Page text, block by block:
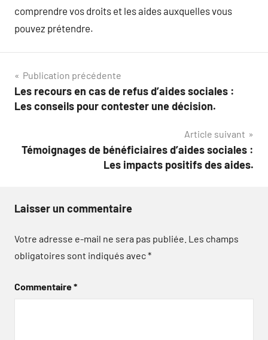
comprendre vos droits et les aides auxquelles vous
pouvez prétendre.
Navigation
de
Publication précédente
Les recours en cas de refus d’aides sociales :
Les conseils pour contester une décision.
Article suivant
Témoignages de bénéficiaires d’aides sociales :
Les impacts positifs des aides.
Laisser un commentaire
Votre adresse e-mail ne sera pas publiée. Les champs
obligatoires sont indiqués avec*
Commentaire*